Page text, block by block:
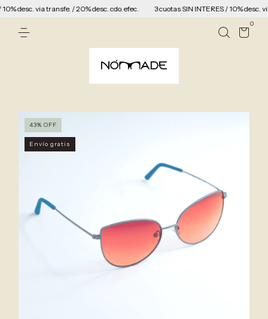
desc. via transfe. / 20% desc. cdo. efec. 3 cuotas SIN INTERES / 10% desc.
0
43% OFF
Envío gratis